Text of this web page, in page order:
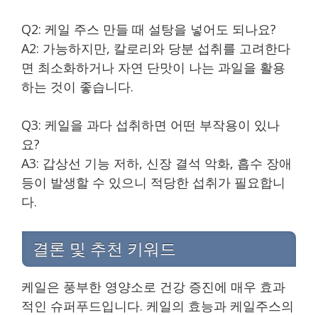
Q2: 케일 주스 만들 때 설탕을 넣어도 되나요?
A2: 가능하지만, 칼로리와 당분 섭취를 고려한다
면 최소화하거나 자연 단맛이 나는 과일을 활용
하는 것이 좋습니다.
Q3: 케일을 과다 섭취하면 어떤 부작용이 있나
요?
A3: 갑상선 기능 저하, 신장 결석 악화, 흡수 장애
등이 발생할 수 있으니 적당한 섭취가 필요합니
다.
결론 및 추천 키워드
케일은 풍부한 영양소로 건강 증진에 매우 효과
적인 슈퍼푸드입니다. 케일의 효능과 케일주스의